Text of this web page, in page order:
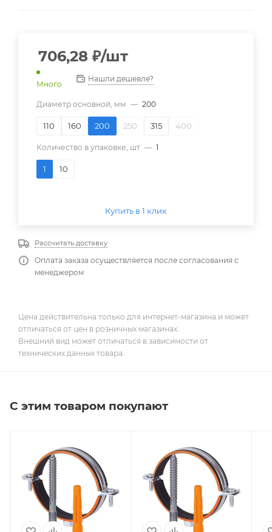
706,28 ₽/шт
Много
Нашли дешевле?
Диаметр основной, мм — 200
110 160 200 250 315 400
Количество в упаковке, шт — 1
1 10
Купить в 1 клик
Рассчитать доставку
Оплата заказа осуществляется после согласования с
менеджером
Цена действительна только для интернет-магазина и может
отличаться от цен в розничных магазинах.
Внешний вид может отличаться в зависимости от
технических данных товара.
С этим товаром покупают